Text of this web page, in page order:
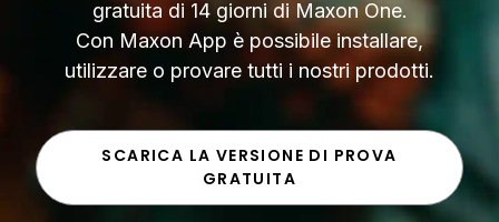
gratuita di 14 giorni di Maxon One.
Con Maxon App è possibile installare,
utilizzare o provare tutti i nostri prodotti.
SCARICA LA VERSIONE DI PROVA
GRATUITA